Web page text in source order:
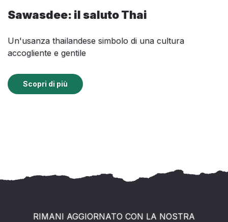
Sawasdee: il saluto Thai
Un'usanza thailandese simbolo di una cultura
accogliente e gentile
Scopri di più
RIMANI AGGIORNATO CON LA NOSTRA